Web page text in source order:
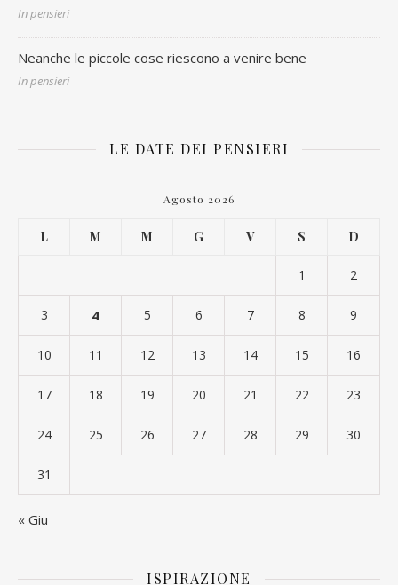
In pensieri
Neanche le piccole cose riescono a venire bene
In pensieri
LE DATE DEI PENSIERI
Agosto 2026
L M M G V S D
1 2
3 4 5 6 7 8 9
10 11 12 13 14 15 16
17 18 19 20 21 22 23
24 25 26 27 28 29 30
31
« Giu
ISPIRAZIONE